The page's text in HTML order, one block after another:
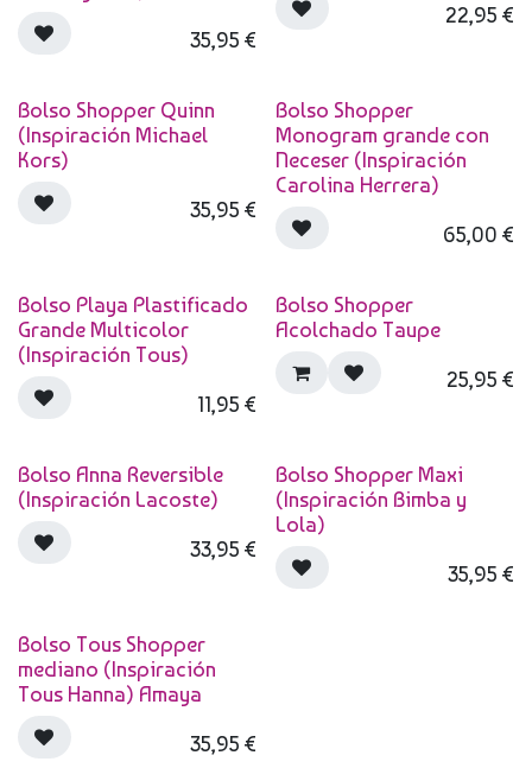
35,95 €
22,95 €
Bolso Shopper Quinn
(Inspiración Michael
Kors)
35,95 €
Bolso Shopper
Monogram grande con
Neceser (Inspiración
Carolina Herrera)
65,00 €
Bolso Playa Plastificado
Grande Multicolor
(Inspiración Tous)
11,95 €
Bolso Shopper
Acolchado Taupe
25,95 €
Bolso Anna Reversible
(Inspiración Lacoste)
33,95 €
Bolso Shopper Maxi
(Inspiración Bimba y
Lola)
35,95 €
Bolso Tous Shopper
mediano (Inspiración
Tous Hanna) Amaya
35,95 €